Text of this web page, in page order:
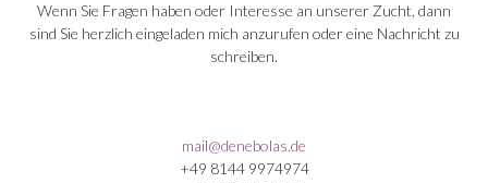
Wenn Sie Fragen haben oder Interesse an unserer Zucht, dann
sind Sie herzlich eingeladen mich anzurufen oder eine Nachricht zu
schreiben.
mail@denebolas.de
+49 8144 9974974